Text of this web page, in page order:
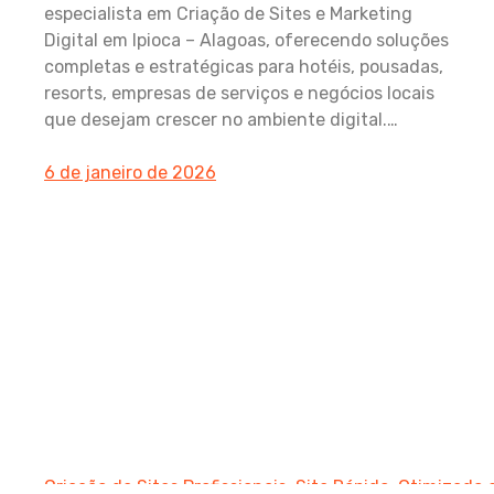
especialista em Criação de Sites e Marketing
Digital em Ipioca – Alagoas, oferecendo soluções
completas e estratégicas para hotéis, pousadas,
resorts, empresas de serviços e negócios locais
que desejam crescer no ambiente digital.…
6 de janeiro de 2026
Criação de Sites Profissionais: Site Rápido, Otimizado